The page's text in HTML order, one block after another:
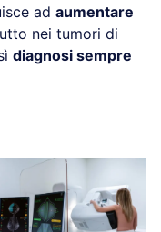
ad aumentare
nei tumori di
diagnosi sempre